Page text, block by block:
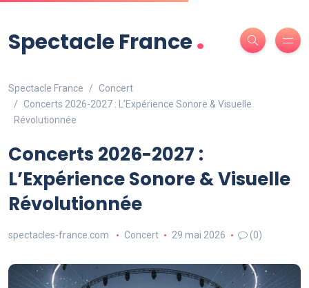
Spectacle France.
Spectacle France
Concert
Concerts 2026-2027 : L’Expérience Sonore & Visuelle
Révolutionnée
Concerts 2026-2027 :
L’Expérience Sonore & Visuelle
Révolutionnée
spectacles-france.com Concert 29 mai 2026 (0)